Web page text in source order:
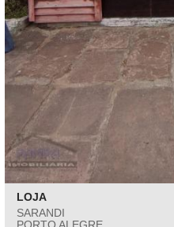
LOJA
SARANDI